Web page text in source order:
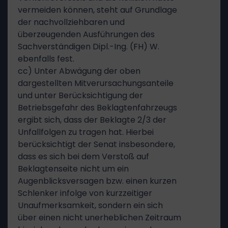
vermeiden können, steht auf Grundlage
der nachvollziehbaren und
überzeugenden Ausführungen des
Sachverständigen Dipl.-Ing. (FH) W.
ebenfalls fest.
cc) Unter Abwägung der oben
dargestellten Mitverursachungsanteile
und unter Berücksichtigung der
Betriebsgefahr des Beklagtenfahrzeugs
ergibt sich, dass der Beklagte 2/3 der
Unfallfolgen zu tragen hat. Hierbei
berücksichtigt der Senat insbesondere,
dass es sich bei dem Verstoß auf
Beklagtenseite nicht um ein
Augenblicksversagen bzw. einen kurzen
Schlenker infolge von kurzzeitiger
Unaufmerksamkeit, sondern ein sich
über einen nicht unerheblichen Zeitraum